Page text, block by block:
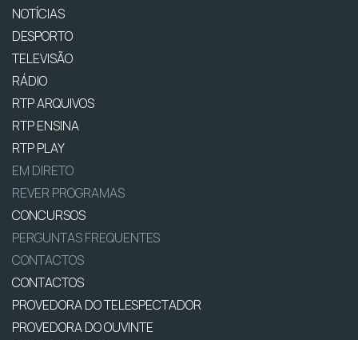
NOTÍCIAS
DESPORTO
TELEVISÃO
RÁDIO
RTP ARQUIVOS
RTP ENSINA
RTP PLAY
EM DIRETO
REVER PROGRAMAS
CONCURSOS
PERGUNTAS FREQUENTES
CONTACTOS
CONTACTOS
PROVEDORA DO TELESPECTADOR
PROVEDORA DO OUVINTE